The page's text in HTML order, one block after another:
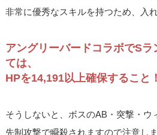
非常に優秀なスキルを持つため、入
アングリーバードコラボでSラ
ては、
HPを14,191以上確保すること！
そうしないと、ボスのAB・突撃・ウ
先制攻撃で瞬殺されますので注意し